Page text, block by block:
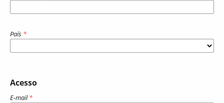
País *
Acesso
E-mail*